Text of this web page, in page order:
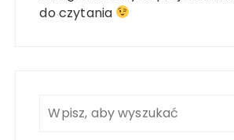
do czytania